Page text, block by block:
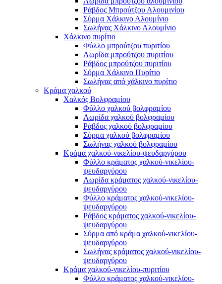
Ράβδος Μπρούτζου Αλουμινίου
Σύρμα Χάλκινο Αλουμίνιο
Σωλήνας Χάλκινο Αλουμίνιο
Χάλκινο πυρίτιο
Φύλλο μπρούτζου πυριτίου
Λωρίδα μπρούτζου πυριτίου
Ράβδος μπρούτζου πυριτίου
Σύρμα Χάλκινο Πυρίτιο
Σωλήνας από χάλκινο πυρίτιο
Κράμα χαλκού
Χαλκός Βολφραμίου
Φύλλο χαλκού βολφραμίου
Λωρίδα χαλκού βολφραμίου
Ράβδος χαλκού βολφραμίου
Σύρμα χαλκού βολφραμίου
Σωλήνας χαλκού βολφραμίου
Κράμα χαλκού-νικελίου-ψευδαργύρου
Φύλλο κράματος χαλκού-νικελίου-
ψευδαργύρου
Λωρίδα κράματος χαλκού-νικελίου-
ψευδαργύρου
Φύλλο κράματος χαλκού-νικελίου-
ψευδαργύρου
Ράβδος κράματος χαλκού-νικελίου-
ψευδαργύρου
Σύρμα από κράμα χαλκού-νικελίου-
ψευδαργύρου
Σωλήνας κράματος χαλκού-νικελίου-
ψευδαργύρου
Κράμα χαλκού-νικελίου-πυριτίου
Φύλλο κράματος χαλκού-νικελίου-